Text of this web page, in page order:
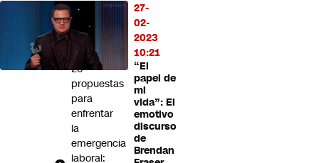
27-
02-
2023
10:21
“El
papel de
mi
vida”: El
emotivo
discurso
de
Brendan
UDI
entrega
Gobierno
20
propuestas
para
enfrentar
la
emergencia
laboral: